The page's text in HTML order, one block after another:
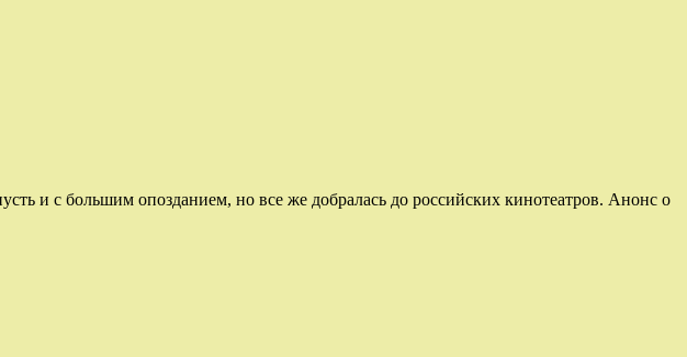
и с большим опозданием, но все же добралась до российских кинотеатров. Анонс о